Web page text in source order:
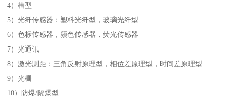
4）槽型
5）光纤传感器：塑料光纤型，玻璃光纤型
6）色标传感器，颜色传感器，荧光传感器
7）光通讯
8）激光测距：三角反射原理型，相位差原理型，时间差原理型
9）光栅
10）防爆/隔爆型